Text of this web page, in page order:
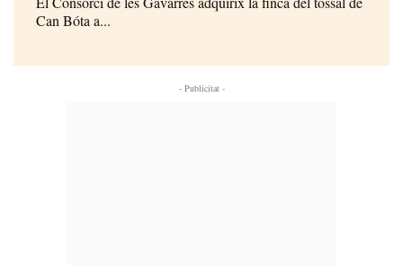
Can Bóta a...
- Publicitat -